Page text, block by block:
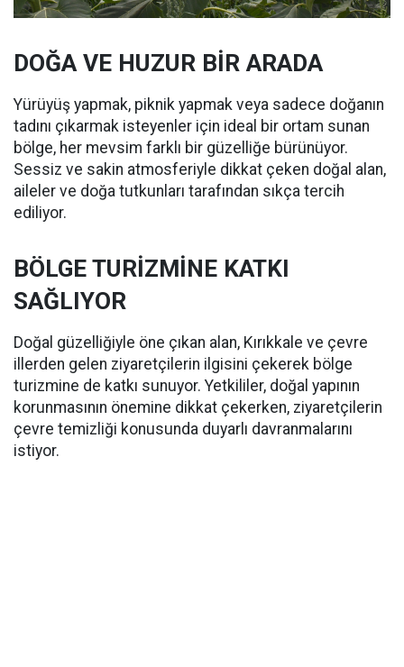
DOĞA VE HUZUR BİR ARADA
Yürüyüş yapmak, piknik yapmak veya sadece doğanın
tadını çıkarmak isteyenler için ideal bir ortam sunan
bölge, her mevsim farklı bir güzelliğe bürünüyor.
Sessiz ve sakin atmosferiyle dikkat çeken doğal alan,
aileler ve doğa tutkunları tarafından sıkça tercih
ediliyor.
BÖLGE TURİZMİNE KATKI
SAĞLIYOR
Doğal güzelliğiyle öne çıkan alan, Kırıkkale ve çevre
illerden gelen ziyaretçilerin ilgisini çekerek bölge
turizmine de katkı sunuyor. Yetkililer, doğal yapının
korunmasının önemine dikkat çekerken, ziyaretçilerin
çevre temizliği konusunda duyarlı davranmalarını
istiyor.